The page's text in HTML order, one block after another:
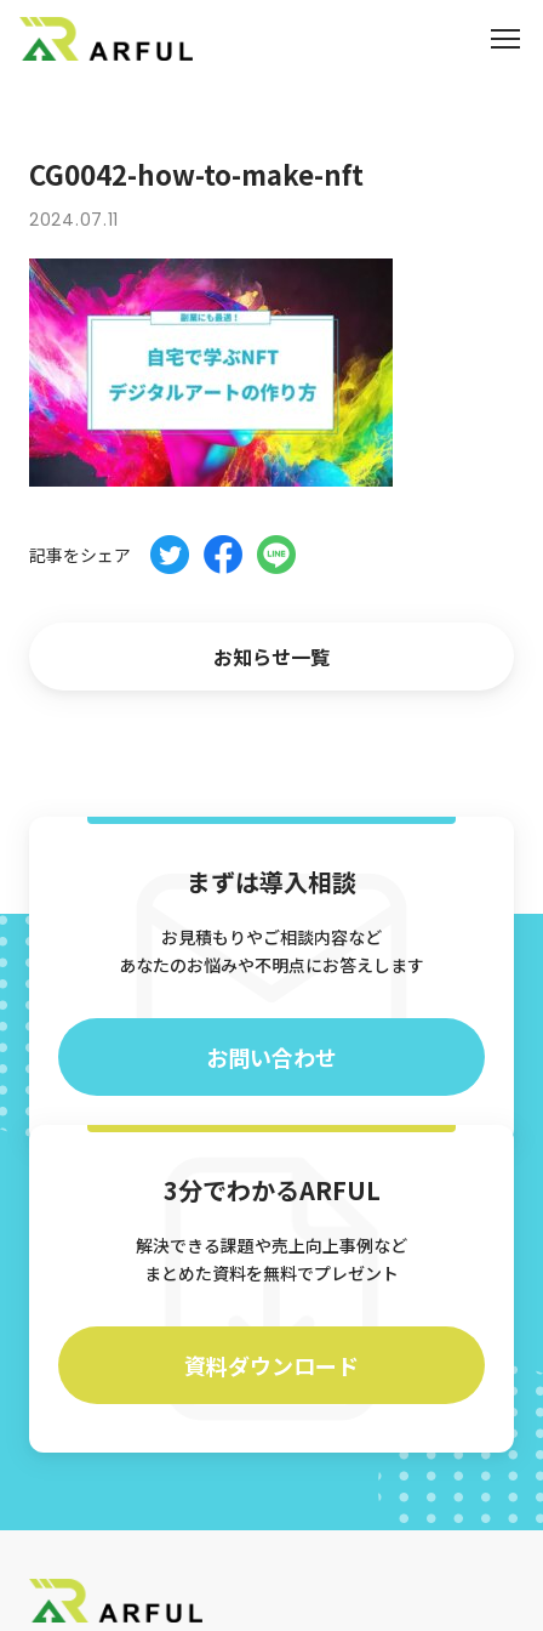
CG0042-how-to-make-nft
2024.07.11
記事をシェア
お知らせ一覧
まずは導入相談
お見積もりやご相談内容など
あなたのお悩みや不明点にお答えします
お問い合わせ
3分でわかるARFUL
解決できる課題や売上向上事例など
まとめた資料を無料でプレゼント
資料ダウンロード
料金
よくあるご質問
お知らせ
ブログ
CG制作パートナー募集